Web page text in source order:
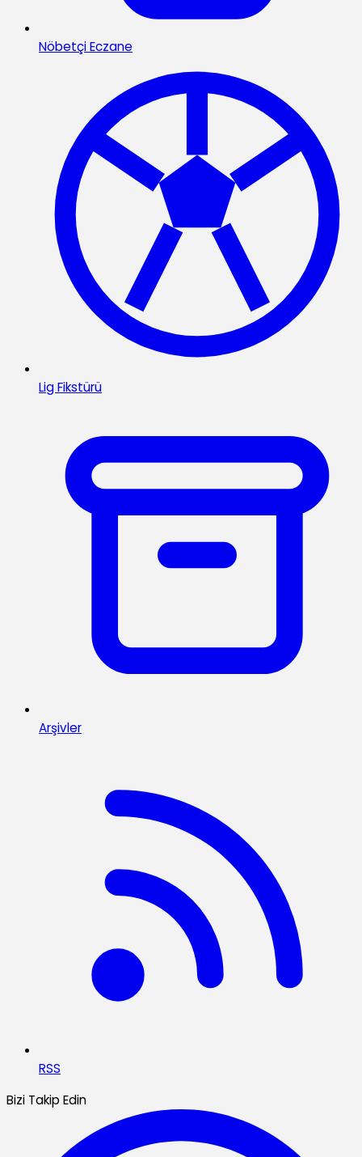
Nöbetçi Eczane
Lig Fikstürü
Arşivler
RSS
Bizi Takip Edin